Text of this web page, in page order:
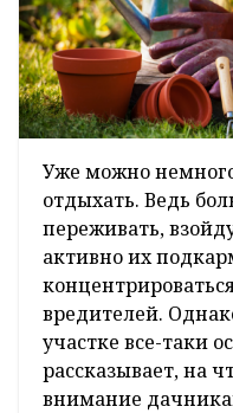
Уже можно
отдыхать. Ведь
переживать,
активно их
вредителей.
участке все-таки
рассказывает, на
внимание